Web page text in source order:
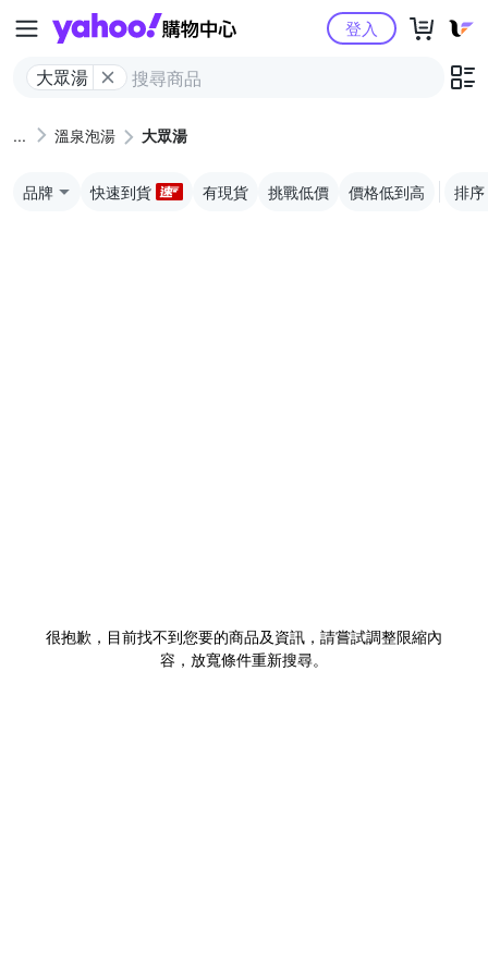
Yahoo購物中心
大眾湯
登入
溫泉泡湯 大眾湯
品牌 快速到貨 有現貨 挑戰低價 價格低到高 排序
很抱歉，目前找不到您要的商品及資訊，請嘗試調整限縮內
容，放寬條件重新搜尋。